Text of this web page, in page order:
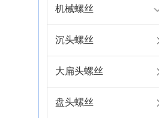
机械螺丝
沉头螺丝
大扁头螺丝
盘头螺丝